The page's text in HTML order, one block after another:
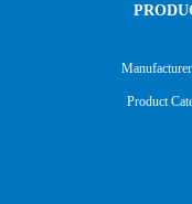
Product